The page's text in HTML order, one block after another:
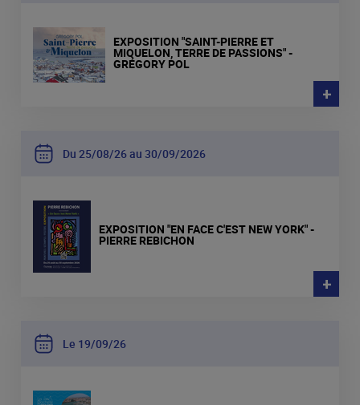
EXPOSITION "SAINT-PIERRE ET
MIQUELON, TERRE DE PASSIONS" -
GRÉGORY POL
+
Du 25 08 26 au 30 09 2026
EXPOSITION "EN FACE C'EST NEW YORK" -
PIERRE REBICHON
+
Le 19 09 26